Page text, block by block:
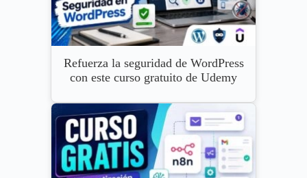
Refuerza la seguridad de WordPress
con este curso gratuito de Udemy